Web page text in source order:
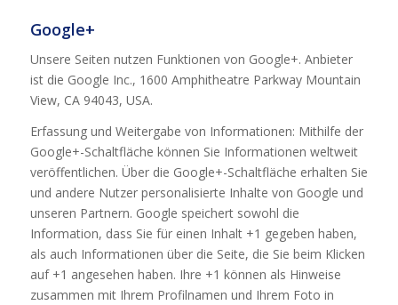
Google+
Unsere Seiten nutzen Funktionen von Google+. Anbieter
ist die Google Inc., 1600 Amphitheatre Parkway Mountain
View, CA 94043, USA.
Erfassung und Weitergabe von Informationen: Mithilfe der
Google+-Schaltfläche können Sie Informationen weltweit
veröffentlichen. Über die Google+-Schaltfläche erhalten Sie
und andere Nutzer personalisierte Inhalte von Google und
unseren Partnern. Google speichert sowohl die
Information, dass Sie für einen Inhalt +1 gegeben haben,
als auch Informationen über die Seite, die Sie beim Klicken
auf +1 angesehen haben. Ihre +1 können als Hinweise
zusammen mit Ihrem Profilnamen und Ihrem Foto in